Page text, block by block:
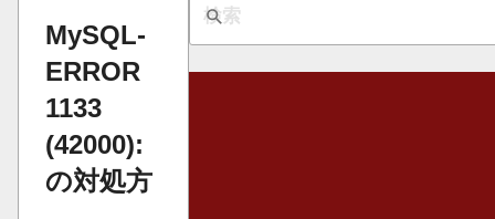
MySQL-
ERROR
1133
(42000):
の対処方